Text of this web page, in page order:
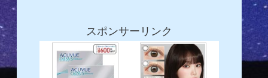
スポンサーリンク